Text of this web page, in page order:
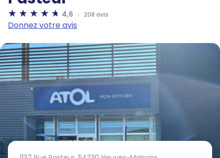
4,6 208 avis
Donnez votre avis